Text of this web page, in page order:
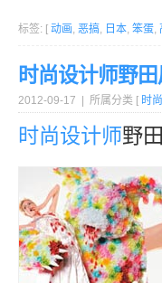
标签: [ 动画, 恶搞, 日本, 笨蛋,
时尚设计师野
2012-09-17 | 所属分类 [ 时尚
时尚设计师野